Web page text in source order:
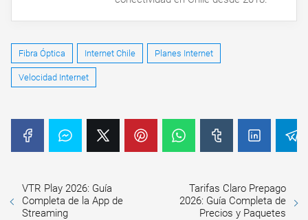
Fibra Óptica Internet Chile Planes Internet
Velocidad Internet
VTR Play 2026: Guía
Completa de la App de
Streaming
Tarifas Claro Prepago
2026: Guía Completa de
Precios y Paquetes